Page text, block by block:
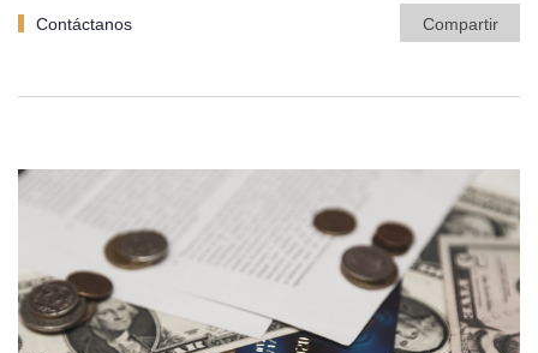
Contáctanos Compartir